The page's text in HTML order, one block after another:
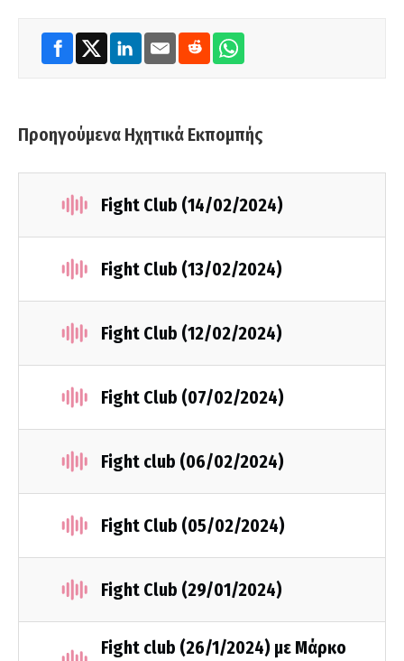
Προηγούμενα Ηχητικά Εκπομπής
Fight Club (14/02/2024)
Fight Club (13/02/2024)
Fight Club (12/02/2024)
Fight Club (07/02/2024)
Fight club (06/02/2024)
Fight Club (05/02/2024)
Fight Club (29/01/2024)
Fight club (26/1/2024) με Μάρκο